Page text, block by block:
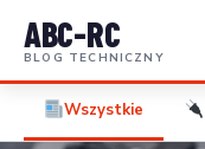
ABC-RC
BLOG TECHNICZNY
Wszystkie